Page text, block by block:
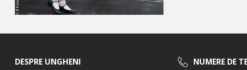
DESPRE UNGHENI NUMERE DE